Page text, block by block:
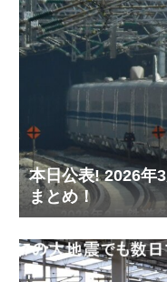
本日公表! 2026年
まとめ！